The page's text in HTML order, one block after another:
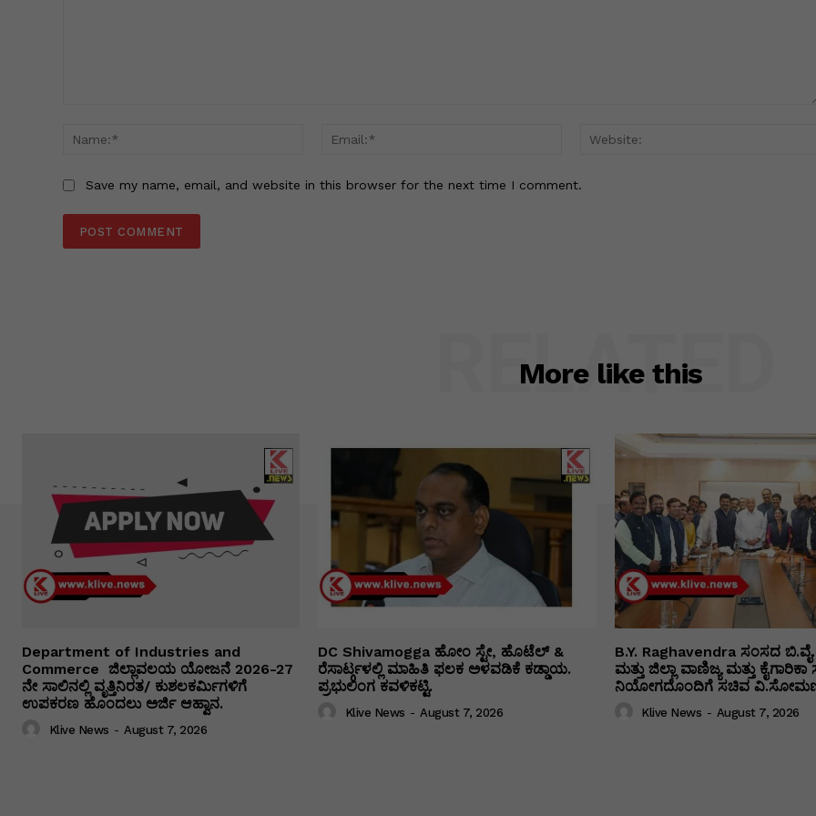
Name:*
Email:*
Save my name, email, and website in this browser for the next time I comment.
More like this
RELATED
Department of Industries and
Commerce ಜಿಲ್ಲಾವಲಯ ಯೋಜನೆ 2026-27
ನೇ ಸಾಲಿನಲ್ಲಿ ವೃತ್ತಿನಿರತ/ ಕುಶಲಕರ್ಮಿಗಳಿಗೆ
ಉಪಕರಣ ಹೊಂದಲು ಅರ್ಜಿ ಆಹ್ವಾನ.
Klive News - August 7, 2026
DC Shivamogga ಹೋಂ ಸ್ಟೇ, ಹೊಟೆಲ್ &
ರೆಸಾರ್ಟ್ಗಳಲ್ಲಿ ಮಾಹಿತಿ ಫಲಕ ಅಳವಡಿಕೆ ಕಡ್ಡಾಯ.
ಪ್ರಭುಲಿಂಗ ಕವಳಿಕಟ್ಟಿ.
Klive News - August 7, 2026
B.Y. Raghavendra ಸಂಸದ
ಮತ್ತು ಜಿಲ್ಲಾ ವಾಣಿಜ್ಯ ಮತ್ತು
ನಿಯೋಗದೊಂದಿಗೆ ಸಚಿವ
Klive News - August 7, 2026